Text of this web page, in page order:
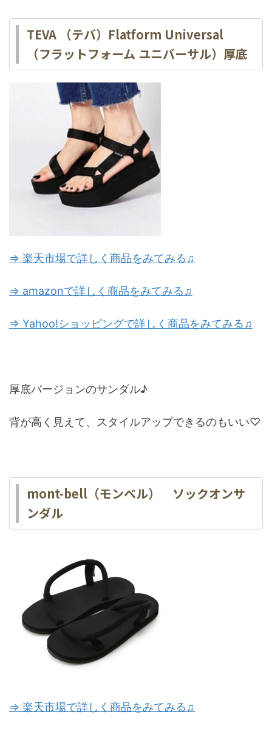
TEVA （テバ）Flatform Universal
（フラットフォーム ユニバーサル）厚底
⇒ 楽天市場で詳しく商品をみてみる♫
⇒ amazonで詳しく商品をみてみる♫
⇒ Yahoo!ショッピングで詳しく商品をみてみる♫
厚底バージョンのサンダル♪
背が高く見えて、スタイルアップできるのもいい♡
mont-bell（モンベル） ソックオンサ
ンダル
⇒ 楽天市場で詳しく商品をみてみる♫